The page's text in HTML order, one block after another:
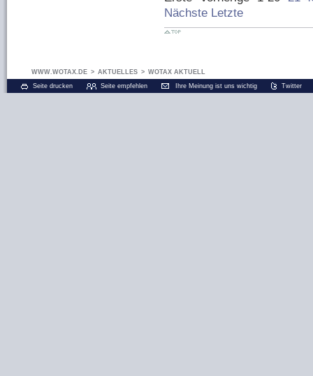
Nächste Letzte
WWW.WOTAX.DE > AKTUELLES > WOTAX AKTUELL
Seite drucken
Seite empfehlen Ihre Meinung ist uns wichtig Twitter